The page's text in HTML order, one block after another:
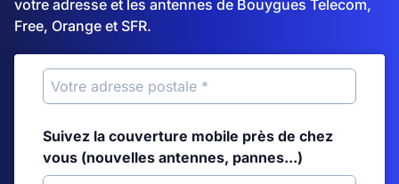
votre adresse et les antennes de Bouygues Telecom,
Free, Orange et SFR.
Suivez la couverture mobile près de chez
vous (nouvelles antennes, pannes...)